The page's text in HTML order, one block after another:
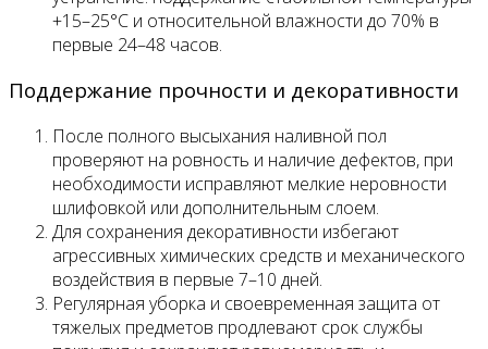
+15–25°C и относительной влажности до 70% в
первые 24–48 часов.
Поддержание прочности и декоративности
После полного высыхания наливной пол
проверяют на ровность и наличие дефектов, при
необходимости исправляют мелкие неровности
шлифовкой или дополнительным слоем.
Для сохранения декоративности избегают
агрессивных химических средств и механического
воздействия в первые 7–10 дней.
Регулярная уборка и своевременная защита от
тяжелых предметов продлевают срок службы